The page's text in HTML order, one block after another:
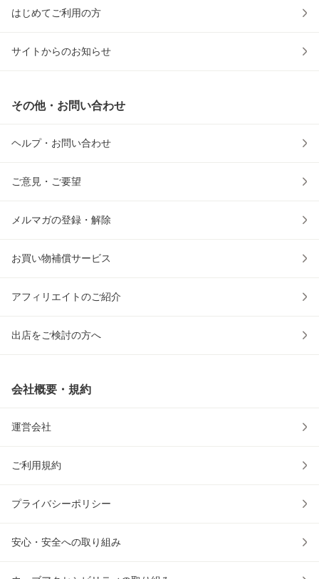
はじめてご利用の方
サイトからのお知らせ
その他・お問い合わせ
ヘルプ・お問い合わせ
ご意見・ご要望
メルマガの登録・解除
お買い物補償サービス
アフィリエイトのご紹介
出店をご検討の方へ
会社概要・規約
運営会社
ご利用規約
プライバシーポリシー
安心・安全への取り組み